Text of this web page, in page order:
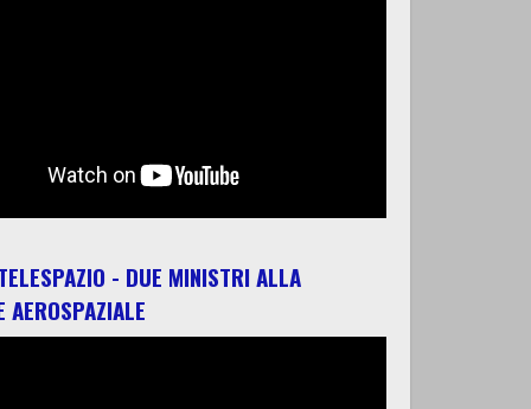
- DUE MINISTRI ALLA
AEROSPAZIALE